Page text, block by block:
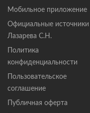
Мобильное приложение
Официальные источники
Лазарева С.Н.
Политика
конфиденциальности
Пользовательское
соглашение
Публичная оферта